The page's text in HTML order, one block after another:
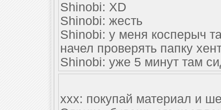
Shinobi: XD
Shinobi: жесть
Shinobi: у меня косперыч
начел проверять папку
Shinobi: уже 5 минут там
xxx: покупай материал и